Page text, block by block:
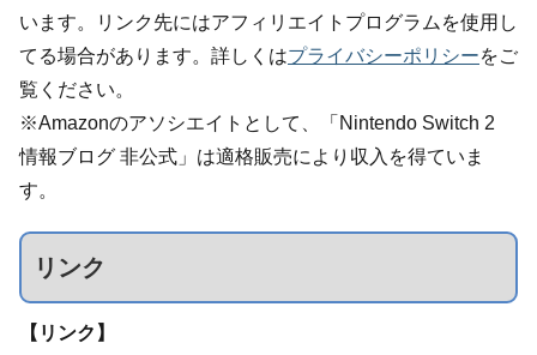
います。リンク先にはアフィリエイトプログラムを使用し
てる場合があります。詳しくはプライバシーポリシーをご
覧ください。
※Amazonのアソシエイトとして、「Nintendo Switch 2
情報ブログ 非公式」は適格販売により収入を得ていま
す。
リンク
【リンク】